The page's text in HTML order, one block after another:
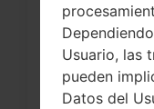
¿Cómo
a través
Usuario, las
pueden
Datos del